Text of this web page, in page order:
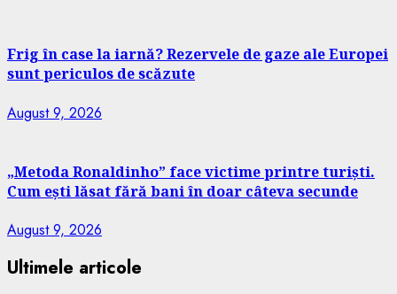
Frig în case la iarnă? Rezervele de gaze ale Europei
sunt periculos de scăzute
August 9, 2026
„Metoda Ronaldinho” face victime printre turiști.
Cum ești lăsat fără bani în doar câteva secunde
August 9, 2026
Ultimele articole